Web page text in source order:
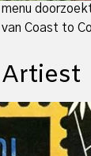
menu
van Coast to
Artiest
Jaartal